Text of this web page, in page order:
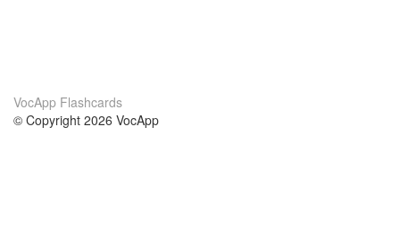
VocApp Flashcards
© Copyright 2026 VocApp